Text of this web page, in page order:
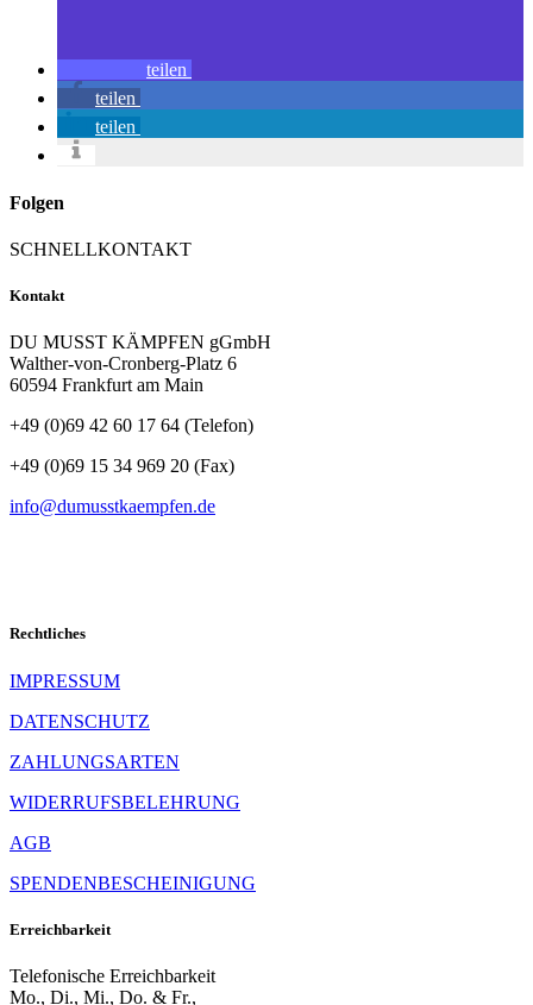
teilen
teilen
teilen
Folgen
SCHNELLKONTAKT
Kontakt
DU MUSST KÄMPFEN gGmbH
Walther-von-Cronberg-Platz 6
60594 Frankfurt am Main
+49 (0)69 42 60 17 64 (Telefon)
+49 (0)69 15 34 969 20 (Fax)
info@dumusstkaempfen.de
Rechtliches
IMPRESSUM
DATENSCHUTZ
ZAHLUNGSARTEN
WIDERRUFSBELEHRUNG
AGB
SPENDENBESCHEINIGUNG
Erreichbarkeit
Telefonische Erreichbarkeit
Mo., Di., Mi., Do. & Fr.,